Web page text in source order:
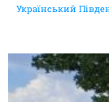
Український